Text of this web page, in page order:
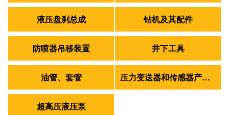
液压盘刹总成 钻机及其配件
防喷器吊移装置 井下工具
油管、套管 压力变送器和传感器产品组合
超高压液压泵